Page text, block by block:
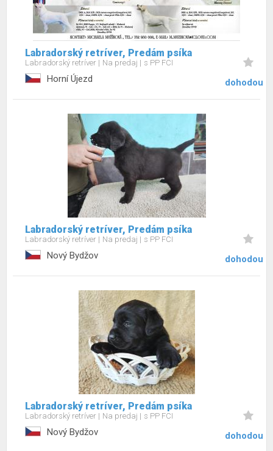
Labradorský retríver, Predám psíka
Labradorský retríver Na predaj s PP FCI
Horní Újezd dohodou
Labradorský retríver, Predám psíka
Labradorský retríver Na predaj s PP FCI
Nový Bydžov dohodou
Labradorský retríver, Predám psíka
Labradorský retríver Na predaj s PP FCI
Nový Bydžov dohodou